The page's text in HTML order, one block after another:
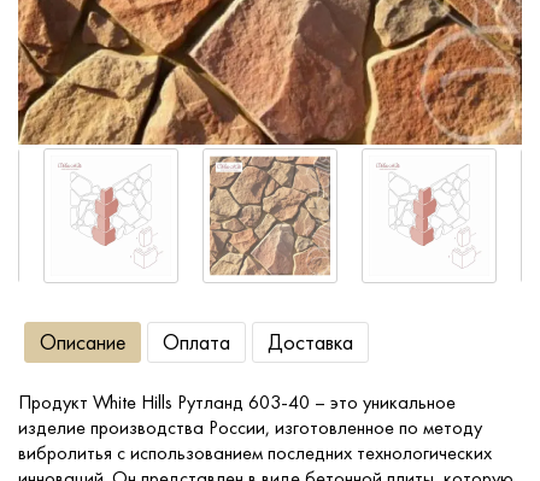
Сопутствующие товары
О компании
Услуги
Оплата
Портфолио
Доставка
Контакты
Описание Оплата Доставка
Продукт White Hills Рутланд 603-40 – это уникальное
изделие производства России, изготовленное по методу
вибролитья с использованием последних технологических